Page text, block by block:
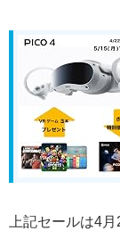
上記セールは4月